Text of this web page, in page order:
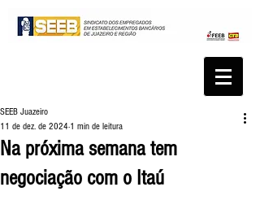
Na próxima semana tem
negociação com o Itaú
SEEB Juazeiro
11 de dez. de 2024 1 min de leitura